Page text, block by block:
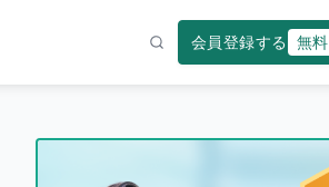
会員登録する 無料